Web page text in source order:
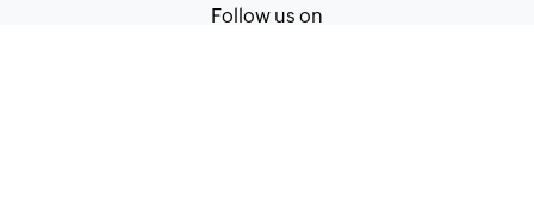
Follow us on